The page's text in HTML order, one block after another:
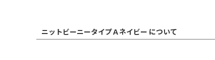
ニットビーニータイプＡネイビー について